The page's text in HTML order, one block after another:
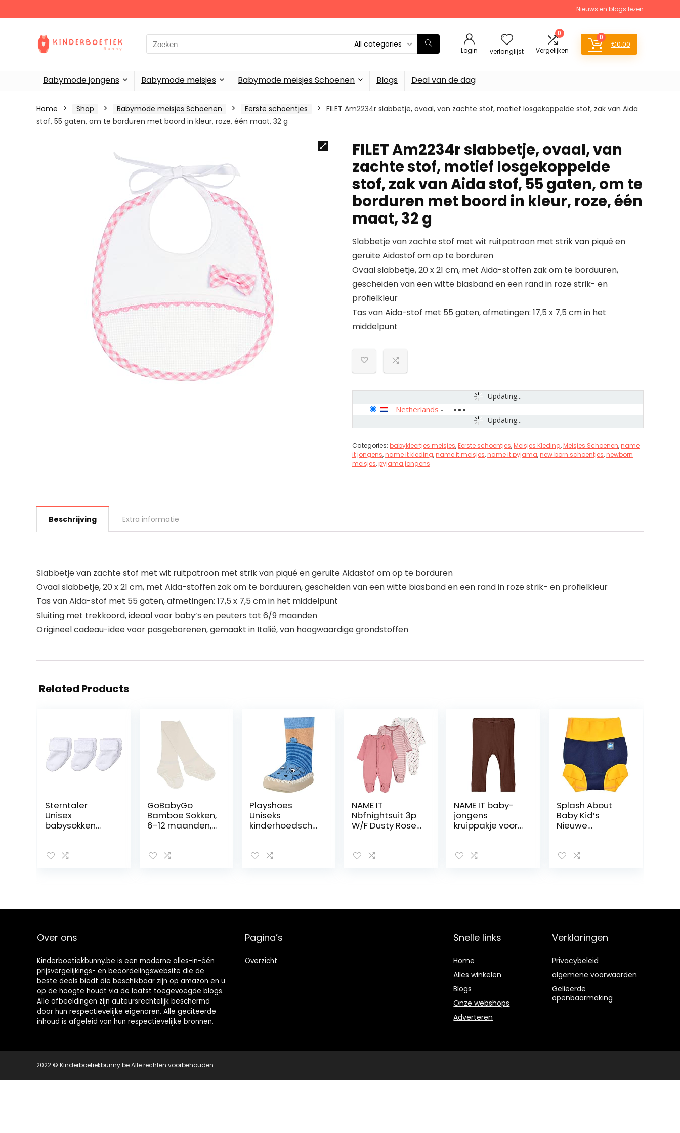
Nieuws en blogs lezen
Search
for:
All categories
Login verlanglijst
0
Vergelijken
0
€0.00
Babymode jongens Babymode meisjes Babymode meisjes Schoenen Blogs Deal van de dag
Home Shop Babymode meisjes Schoenen Eerste schoentjes
FILET Am2234r slabbetje, ovaal, van zachte stof, motief losgekoppelde stof, zak van Aida
stof, 55 gaten, om te borduren met boord in kleur, roze, één maat, 32 g
FILET Am2234r slabbetje, ovaal, van
zachte stof, motief losgekoppelde
stof, zak van Aida stof, 55 gaten, om te
borduren met boord in kleur, roze, één
maat, 32 g
Slabbetje van zachte stof met wit ruitpatroon met strik van piqué en
geruite Aidastof om op te borduren
Ovaal slabbetje, 20 x 21 cm, met Aida-stoffen zak om te borduuren,
gescheiden van een witte biasband en een rand in roze strik- en
profielkleur
Tas van Aida-stof met 55 gaten, afmetingen: 17,5 x 7,5 cm in het
middelpunt
Updating...
Updating...
Netherlands -
Categories: babykleertjes meisjes,Eerste schoentjes,Meisjes Kleding,Meisjes Schoenen,name
it jongens,name it kleding,name it meisjes,name it pyjama,new born schoentjes,newborn
meisjes,pyjama jongens
Beschrijving Extra informatie
Slabbetje van zachte stof met wit ruitpatroon met strik van piqué en geruite Aidastof om op te borduren
Ovaal slabbetje, 20 x 21 cm, met Aida-stoffen zak om te borduuren, gescheiden van een witte biasband en een rand in roze strik- en profielkleur
Tas van Aida-stof met 55 gaten, afmetingen: 17,5 x 7,5 cm in het middelpunt
Sluiting met trekkoord, ideaal voor baby’s en peuters tot 6/9 maanden
Origineel cadeau-idee voor pasgeborenen, gemaakt in Italië, van hoogwaardige grondstoffen
Related Products
Sterntaler
Unisex
babysokken
verpakking van
GoBabyGo
Bamboe Sokken,
6-12 maanden,
Playshoes
Uniseks
kinderhoedscho
NAME IT
Nbfnightsuit 3p
W/F Dusty Rose
peuter
NAME IT baby-
jongens
kruippakje voor
NBMKABILLE
Splash About
Baby Kid’s
Nieuwe
Over ons
Kinderboetiekbunny.be is een moderne alles-in-één
prijsvergelijkings- en beoordelingswebsite die de
beste deals biedt die beschikbaar zijn op amazon en u
op de hoogte houdt via de laatst toegevoegde blogs.
Alle afbeeldingen zijn auteursrechtelijk beschermd
door hun respectievelijke eigenaren. Alle geciteerde
inhoud is afgeleid van hun respectievelijke bronnen.
Pagina’s
Overzicht
Snelle links
Home
Alles winkelen
Blogs
Onze webshops
Adverteren
Verklaringen
Privacybeleid
algemene voorwaarden
Gelieerde
openbaarmaking
2022 © Kinderboetiekbunny.be Alle rechten voorbehouden